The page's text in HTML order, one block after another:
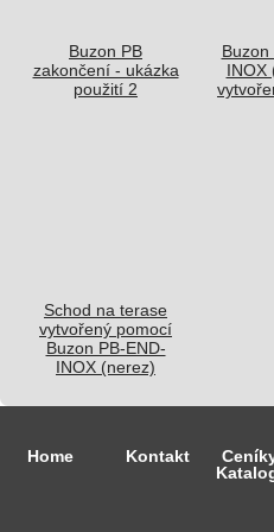
Buzon PB
zakončení - ukázka
použití 2
Buzon
INOX
Schod na terase
vytvořený pomocí
Buzon PB-END-
INOX (nerez)
Home Kontakt